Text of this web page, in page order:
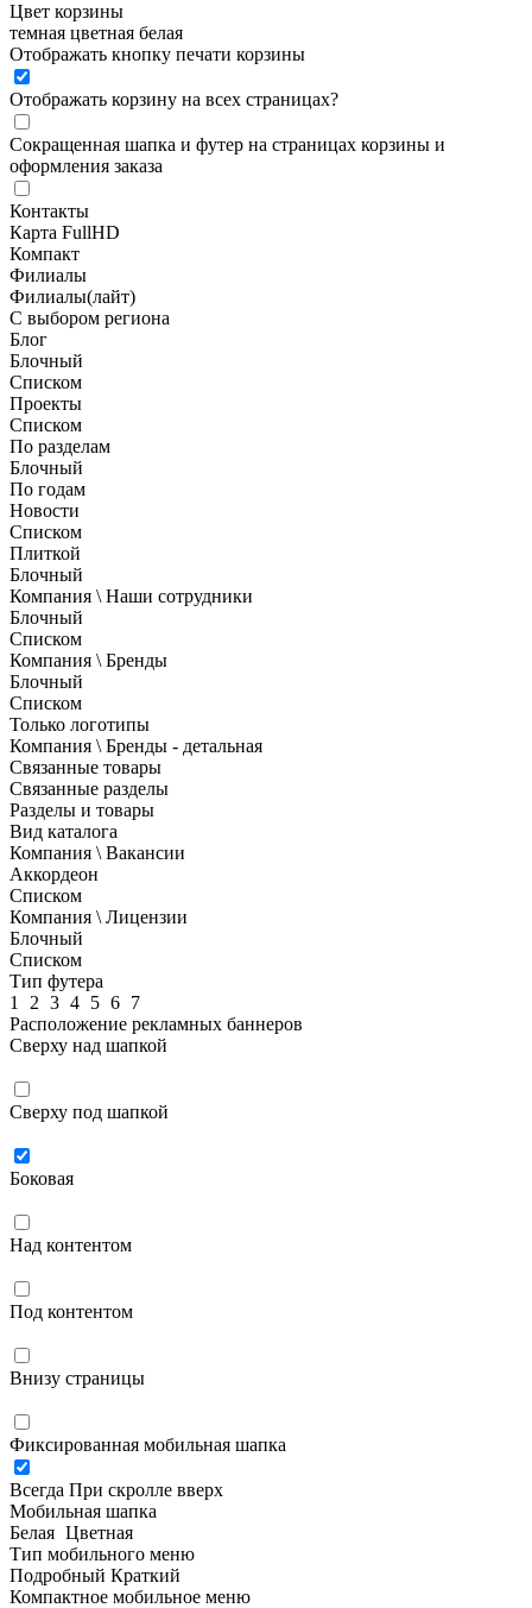
Цвет корзины
темная цветная белая
Отображать кнопку печати корзины
Отображать корзину на всех страницах?
Сокращенная шапка и футер на страницах корзины и
оформления заказа
Контакты
Карта FullHD
Компакт
Филиалы
Филиалы(лайт)
С выбором региона
Блог
Блочный
Списком
Проекты
Списком
По разделам
Блочный
По годам
Новости
Списком
Плиткой
Блочный
Компания \ Наши сотрудники
Блочный
Списком
Компания \ Бренды
Блочный
Списком
Только логотипы
Компания \ Бренды - детальная
Связанные товары
Связанные разделы
Разделы и товары
Вид каталога
Компания \ Вакансии
Аккордеон
Списком
Компания \ Лицензии
Блочный
Списком
Тип футера
1
2 3 4 5 6 7
Расположение рекламных баннеров
Сверху над шапкой
Сверху под шапкой
Боковая
Над контентом
Под контентом
Внизу страницы
Фиксированная мобильная шапка
Всегда При скролле вверх
Мобильная шапка
Белая Цветная
Тип мобильного меню
Подробный Краткий
Компактное мобильное меню